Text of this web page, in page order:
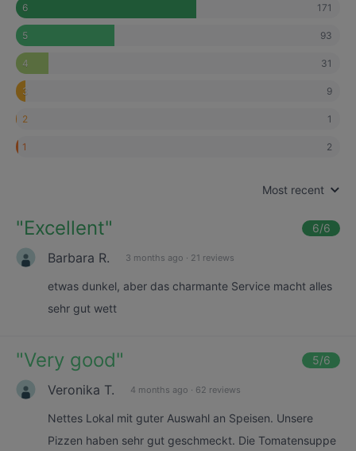
6 171
5 93
4 31
3 9
2 1
1 2
Most recent
"Excellent" 6/6
Barbara R. 3 months ago · 21 reviews
etwas dunkel, aber das charmante Service macht alles
sehr gut wett
"Very good" 5/6
Veronika T. 4 months ago · 62 reviews
Nettes Lokal mit guter Auswahl an Speisen. Unsere
Pizzen haben sehr gut geschmeckt. Die Tomatensuppe